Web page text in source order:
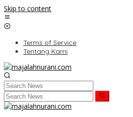
Skip to content
Terms of Service
Tentang Kami